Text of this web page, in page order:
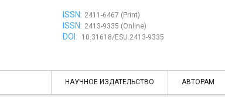
ISSN: 2411-6467 (Print)
ISSN: 2413-9335 (Online)
DOI: 10.31618/ESU.2413-9335
НАУЧНОЕ ИЗДАТЕЛЬСТВО АВТОРАМ